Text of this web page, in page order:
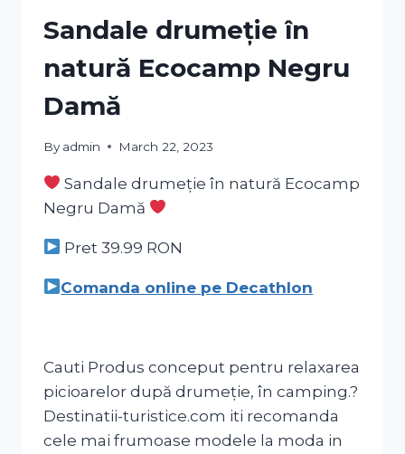
Sandale drumeție în
natură Ecocamp Negru
Damă
By admin March 22, 2023
Sandale drumeție în natură Ecocamp
Negru Damă
Pret 39.99 RON
Comanda online pe Decathlon
Cauti Produs conceput pentru relaxarea
picioarelor după drumeție, în camping.?
Destinatii-turistice.com iti recomanda
cele mai frumoase modele la moda in